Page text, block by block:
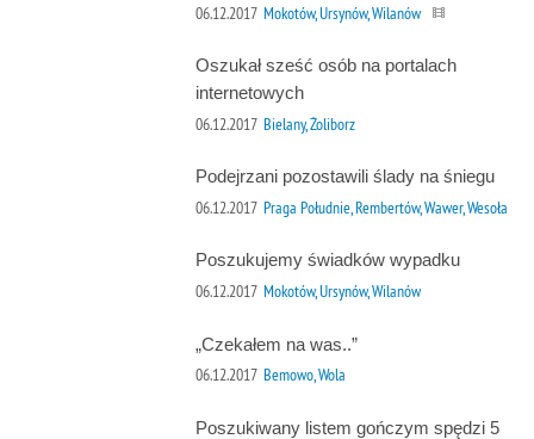
06.12.2017 Mokotów, Ursynów, Wilanów
Oszukał sześć osób na portalach
internetowych
06.12.2017 Bielany, Żoliborz
Podejrzani pozostawili ślady na śniegu
06.12.2017 Praga Południe, Rembertów, Wawer, Wesoła
Poszukujemy świadków wypadku
06.12.2017 Mokotów, Ursynów, Wilanów
„Czekałem na was..”
06.12.2017 Bemowo, Wola
Poszukiwany listem gończym spędzi 5